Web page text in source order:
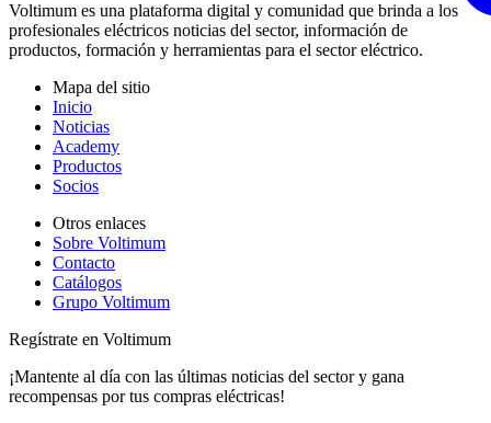
Voltimum es una plataforma digital y comunidad que brinda a los
profesionales eléctricos noticias del sector, información de
productos, formación y herramientas para el sector eléctrico.
Mapa del sitio
Inicio
Noticias
Academy
Productos
Socios
Otros enlaces
Sobre Voltimum
Contacto
Catálogos
Grupo Voltimum
Regístrate en Voltimum
¡Mantente al día con las últimas noticias del sector y gana
recompensas por tus compras eléctricas!